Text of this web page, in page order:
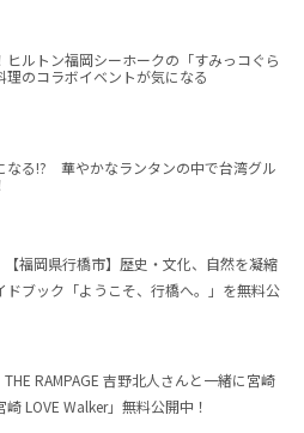
ヒルトン福岡シーホークの「すみっコぐら
理のコラボイベントが気になる
なる!? 華やかなランタンの中で台湾グル
【福岡県行橋市】歴史・文化、自然を凝縮
ドブック「ようこそ、行橋へ。」を無料公
THE RAMPAGE 吉野北人さんと一緒に宮崎
LOVE Walker」無料公開中！